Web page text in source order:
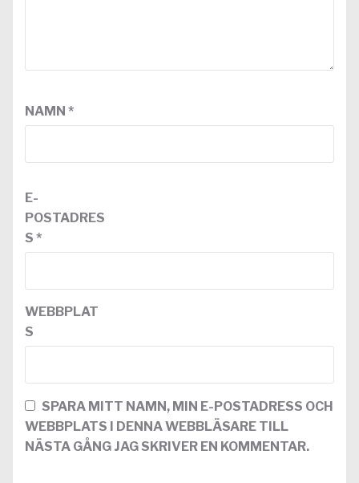
NAMN *
E-
POSTADRES
S *
WEBBPLAT
S
SPARA MITT NAMN, MIN E-POSTADRESS OCH
WEBBPLATS I DENNA WEBBLÄSARE TILL
NÄSTA GÅNG JAG SKRIVER EN KOMMENTAR.